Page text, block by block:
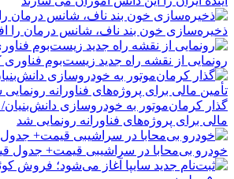
ذخیره‌سازی خون بند ناف، شانس درمان را
رونمایی از نقشه راه جدید زیست‌بوم فناوری
گذار کرمان‌موتور به خودروسازی
مالی برای پروژه‌های فناورانه رونمایی شد
خودرو بی‌محابا در سراشیبی قیمت+ جدول